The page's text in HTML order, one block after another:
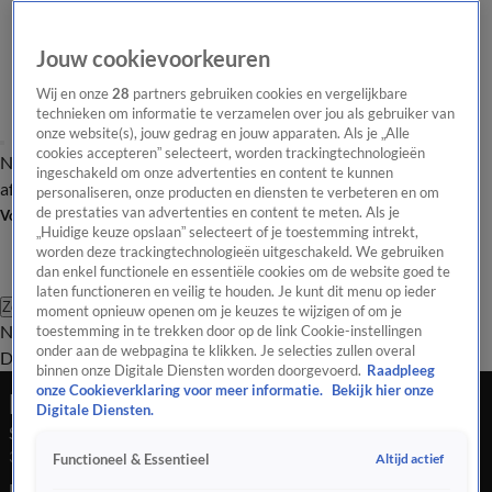
Nieuws van de DagOpinie van de Dag Onze categorieën Laatste
afleveringVideo's Nieuws van de Dag Podcast
Volg Nieuws van de Dag
Zoeken
Nieuws van de DagOpinie van de
Dag
Video'sUitzendingen PodcastPanelContact
Nieuws van de Dag
Seizoen Nieuws van de Dag, aflevering 216
31 okt 2025, 18:05
Jouw cookievoorkeuren
Wij en onze28 partners gebruiken cookies en vergelijkbare
technieken om informatie te verzamelen over jou als gebruiker van
onze website(s), jouw gedrag en jouw apparaten. Als je „Alle
cookies accepteren” selecteert, worden trackingtechnologieën
ingeschakeld om onze advertenties en content te kunnen
personaliseren, onze producten en diensten te verbeteren en om
de prestaties van advertenties en content te meten. Als je
„Huidige keuze opslaan” selecteert of je toestemming intrekt,
worden deze trackingtechnologieën uitgeschakeld. We gebruiken
dan enkel functionele en essentiële cookies om de website goed te
laten functioneren en veilig te houden. Je kunt dit menu op ieder
moment opnieuw openen om je keuzes te wijzigen of om je
toestemming in te trekken door op de link Cookie-instellingen
onder aan de webpagina te klikken. Je selecties zullen overal
binnen onze Digitale Diensten worden doorgevoerd. Raadpleeg
onze Cookieverklaring voor meer informatie.
Bekijk hier onze
Digitale Diensten.
Functioneel & Essentieel Altijd actief